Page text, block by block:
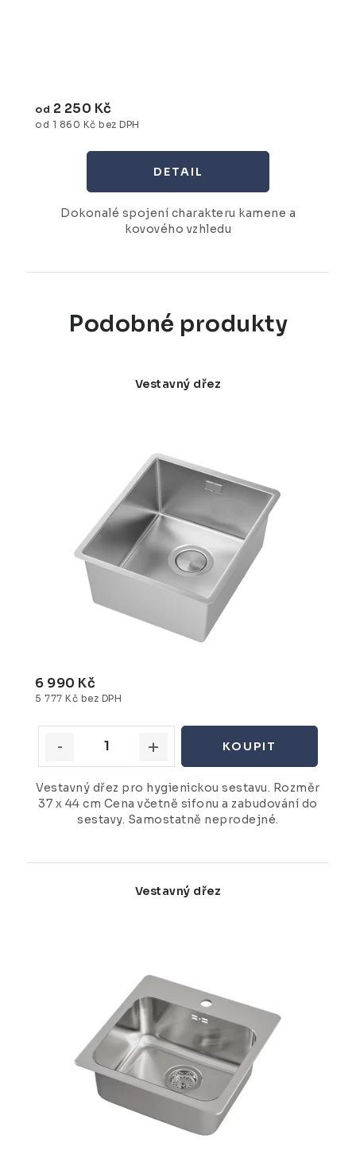
od 1 860 Kč bez DPH
od 2 250 Kč
Dokonalé spojení charakteru kamene a
kovového vzhledu
Podobné produkty
Vestavný dřez
5 777 Kč bez DPH
6 990 Kč
Vestavný dřez pro hygienickou sestavu. Rozměr
37 x 44 cm Cena včetně sifonu a zabudování do
sestavy. Samostatně neprodejné.
Vestavný dřez